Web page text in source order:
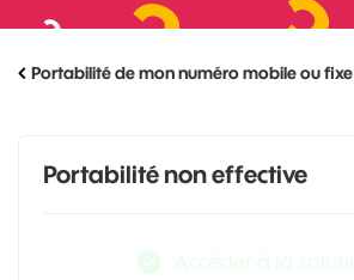
Portabilité de mon numéro mobile ou fixe
Portabilité non effective